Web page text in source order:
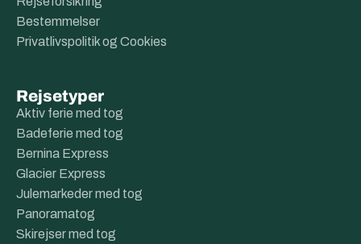
Bestemmelser
Privatlivspolitik og Cookies
Rejsetyper
Aktiv ferie med tog
Badeferie med tog
Bernina Express
Glacier Express
Julemarkeder med tog
Panoramatog
Skirejser med tog